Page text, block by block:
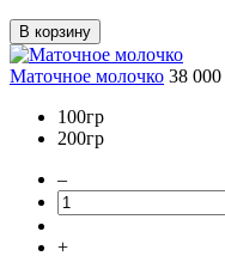
В корзину
Маточное молочко 38 000
100гр
200гр
–
+